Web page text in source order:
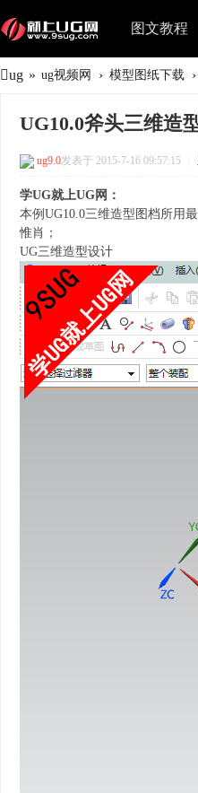
图文教程
ug » ug视频网 › 模型图纸下载 ›
UG10.0斧头三维造
ug9.0发表于 2015-7-16 09:57:15
学UG就上UG网：
本例UG10.0三维造型图档所用
惟肖；
UG三维造型设计